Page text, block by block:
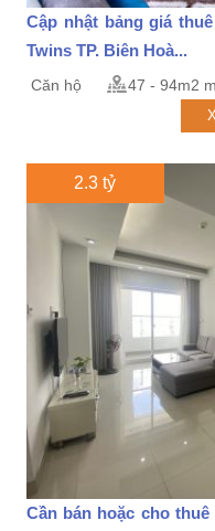
Cập nhật bảng giá
Twins TP. Biên Hoà...
Căn hộ 47 - 94m2 m
2.3 tỷ
Cần bán hoặc cho